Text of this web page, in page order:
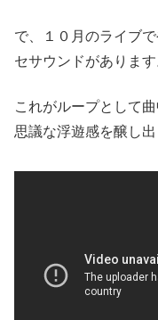
で、１０月のライブ
セサウンドがあります
これがループとして
思議な浮遊感を醸し出